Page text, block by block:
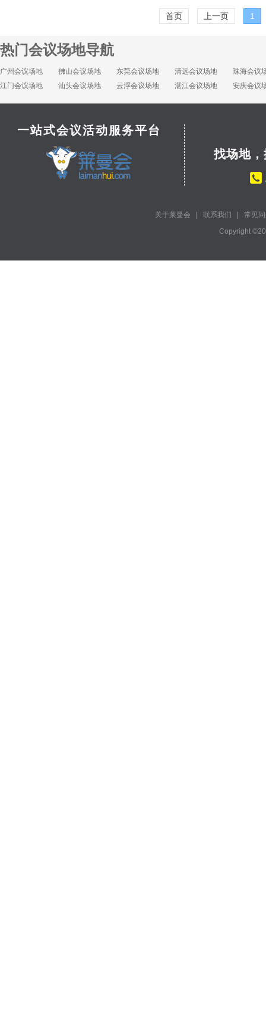
首页 上一页 1
热门会议场地导航
广州会议场地 佛山会议场地 东莞会议场地 清远会议场地
珠海会议
江门会议场地
汕头会议场地 云浮会议场地 湛江会议场地 安庆会议
一站式会议活动服务平台
找场地
关于莱曼会 联系我们
常见
Copyright